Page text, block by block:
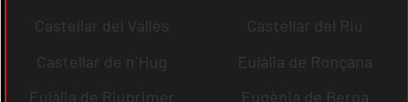
Castellar del Vallès
Castellar del Riu
Castellar de n´Hug
Eulàlia de Ronçana
Eulàlia de Riuprimer
Eugènia de Berga